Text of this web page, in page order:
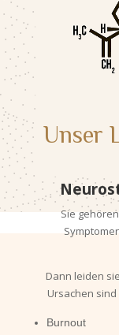
Unser
Sie
Dann leiden
Ursachen
Burnout